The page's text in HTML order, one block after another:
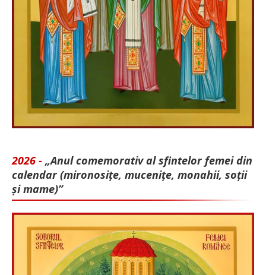
2026 - „Anul comemorativ al sfintelor femei din
calendar (mironosițe, mu­cenițe, monahii, soții
și mame)”